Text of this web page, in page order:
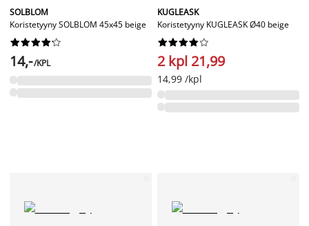
SOLBLOM
Koristetyyny SOLBLOM 45x45 beige






14,-/KPL
KUGLEASK
Koristetyyny KUGLEASK Ø40 beige






2 kpl 21,99
14,99 /kpl